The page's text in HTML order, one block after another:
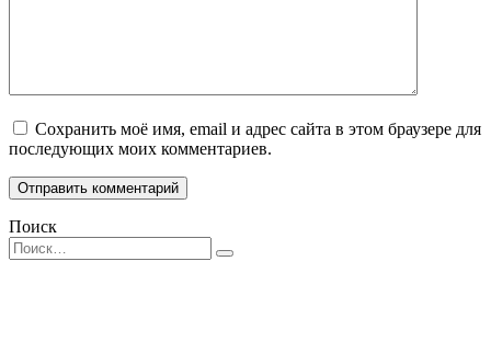
Сохранить моё имя, email и адрес сайта в этом браузере для
последующих моих комментариев.
Поиск
Search
for: